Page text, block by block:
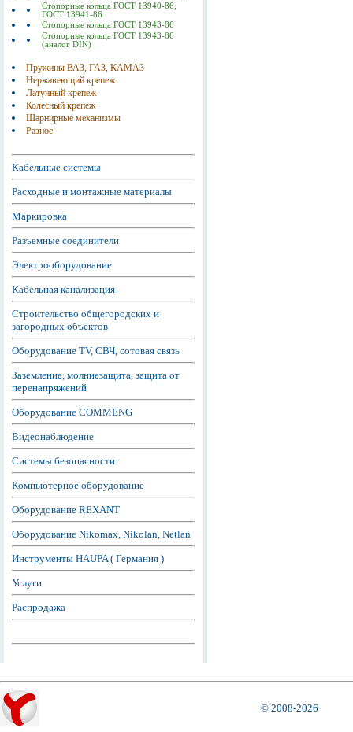
Стопорные кольца ГОСТ 13940-86,
ГОСТ 13941-86
Стопорные кольца ГОСТ 13943-86
Стопорные кольца ГОСТ 13943-86
(аналог DIN)
Пружины ВАЗ, ГАЗ, КАМАЗ
Нержавеющий крепеж
Латунный крепеж
Колесный крепеж
Шарнирные механизмы
Разное
Кабельные системы
Расходные и монтажные материалы
Маркировка
Разъемные соединители
Электрооборудование
Кабельная канализация
Строительство общегородских и
загородных объектов
Оборудование TV, СВЧ, сотовая связь
Заземление, молниезащита, защита от
перенапряжений
Оборудование COMMENG
Видеонаблюдение
Системы безопасности
Компьютерное оборудование
Оборудование REXANT
Оборудование Nikomax, Nikolan, Netlan
Инструменты HAUPA ( Германия )
Услуги
Распродажа
© 2008-2026